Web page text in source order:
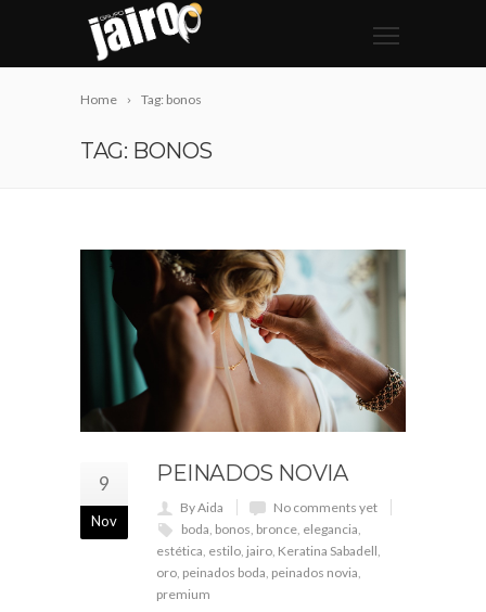
Home Tag: bonos
TAG: BONOS
9
Nov
PEINADOS NOVIA
By Aida
No comments yet
boda, bonos, bronce, elegancia,
estética, estilo, jairo, Keratina Sabadell,
oro, peinados boda, peinados novia,
premium